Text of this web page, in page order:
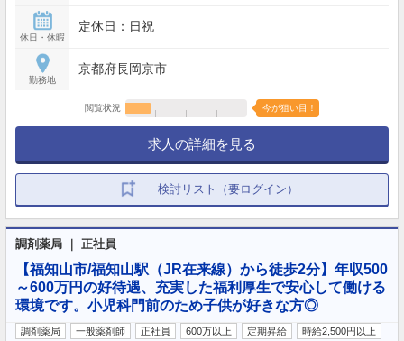
休日・休暇
定休日：日祝
勤務地
京都府長岡京市
閲覧状況 今が狙い目！
求人の詳細を見る
検討リスト（要ログイン）
調剤薬局 ｜ 正社員
【福知山市/福知山駅（JR在来線）から徒歩2分】年収500
～600万円の好待遇、充実した福利厚生で安心して働ける
環境です。小児科門前のため子供が好きな方◎
調剤薬局 一般薬剤師 正社員 600万以上 定期昇給
時給2,500円以上